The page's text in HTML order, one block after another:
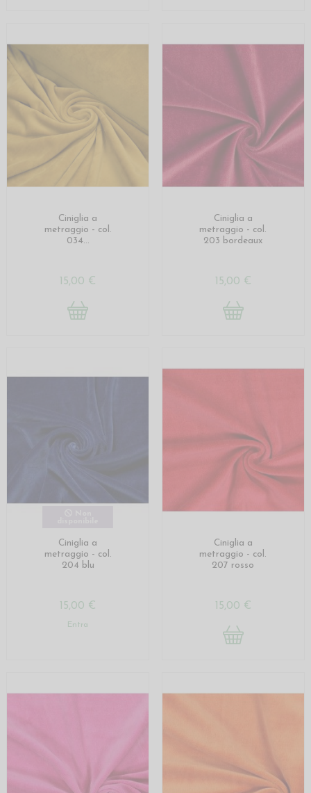
Ciniglia a
metraggio - col.
034...
15,00 €
Ciniglia a
metraggio - col.
203 bordeaux
15,00 €
Ciniglia a
metraggio - col.
204 blu
15,00 €
Entra
Ciniglia a
metraggio - col.
207 rosso
15,00 €